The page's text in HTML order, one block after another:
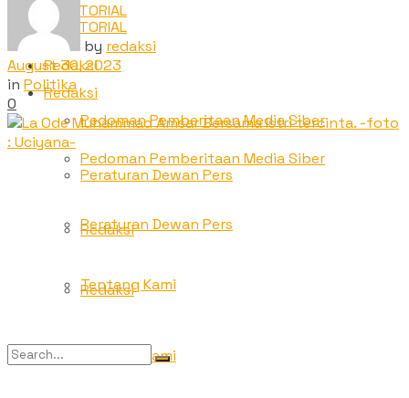
ADVETORIAL
Redaksi
Pedoman Pemberitaan Media Siber
Peraturan Dewan Pers
Redaksi
Tentang Kami
ADVETORIAL
Redaksi
Pedoman Pemberitaan Media Siber
Peraturan Dewan Pers
Redaksi
Tentang Kami
by redaksi
August 30, 2023
in Politika
0